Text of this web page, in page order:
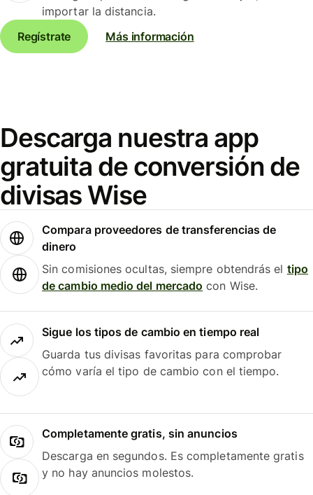
importar la distancia.
Regístrate
Más información
Descarga nuestra app
gratuita de conversión de
divisas Wise
Compara proveedores de transferencias de
dinero
Sin comisiones ocultas, siempre obtendrás el tipo
de cambio medio del mercado con Wise.
Sigue los tipos de cambio en tiempo real
Guarda tus divisas favoritas para comprobar
cómo varía el tipo de cambio con el tiempo.
Completamente gratis, sin anuncios
Descarga en segundos. Es completamente gratis
y no hay anuncios molestos.